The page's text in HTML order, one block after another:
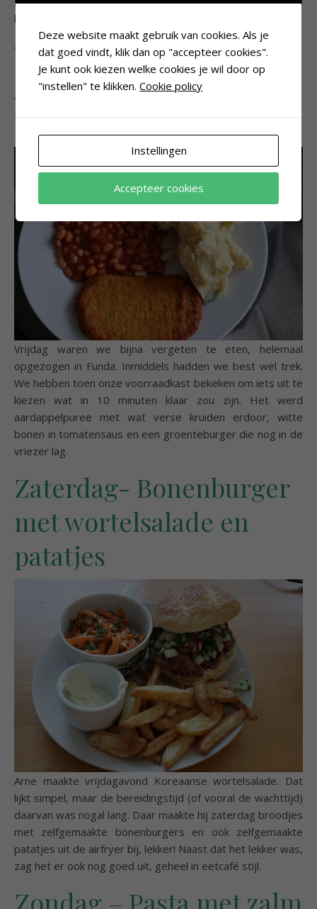
het er absoluut voor over.
Vrijdag –
Aardappelpuree met
bonen en groenteburger
Vrijdag waren we bijna vergeten te eten, helemaal
opgezogen in Funda. Inmiddels hadden we best wel trek.
We hebben toen onze voorraadkast bekeken om iets uit te
kiezen wat in 10 minuten klaar zou zijn. Het werd
aardappelpuree met wat verse kruiden erdoor, witte
bonen in tomatensaus en een groenteburger die nog in de
vriezer lag.
Zaterdag- Bonenburger
met wortelsalade en
patatjes
Arne maakte vrijdagavond Koreaanse wortelsalade. Dat
lijkt simpel, maar de bereidingstijd (of vooral de wachttijd)
daarvan was nogal lang. Daar maakte hij zaterdag broodjes
met zelfgemaakte bonenburgers en ook zelfgemaakte
patatjes uit de airfryer bij, lekker! Naast dat het lekker was,
zag het er ook nog goed uit, geheel in eetcafé stijl.
Zondag – Pasta met zalm
Deze website maakt gebruik van cookies. Als je
dat goed vindt, klik dan op "accepteer cookies".
Je kunt ook kiezen welke cookies je wil door op
"instellen" te klikken.Cookie policy
Instellingen
Accepteer cookies